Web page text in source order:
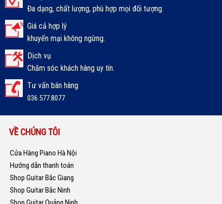
Đa dạng, chất lượng, phù hợp mọi đối tượng.
Giá cả hợp lý
khuyến mại không ngừng.
Dịch vụ
Chăm sóc khách hàng uy tín.
Tư vấn bán hàng
036.577.8077
VỀ CHÚNG TÔI
Cửa Hàng Piano Hà Nội
Hướng dẫn thanh toán
Shop Guitar Bắc Giang
Shop Guitar Bắc Ninh